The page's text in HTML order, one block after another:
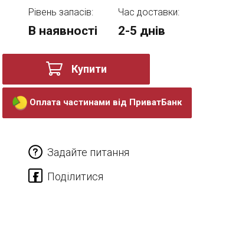
Рівень запасів:
В наявності
Час доставки:
2-5 днів
Купити
Оплата частинами від ПриватБанк
Задайте питання